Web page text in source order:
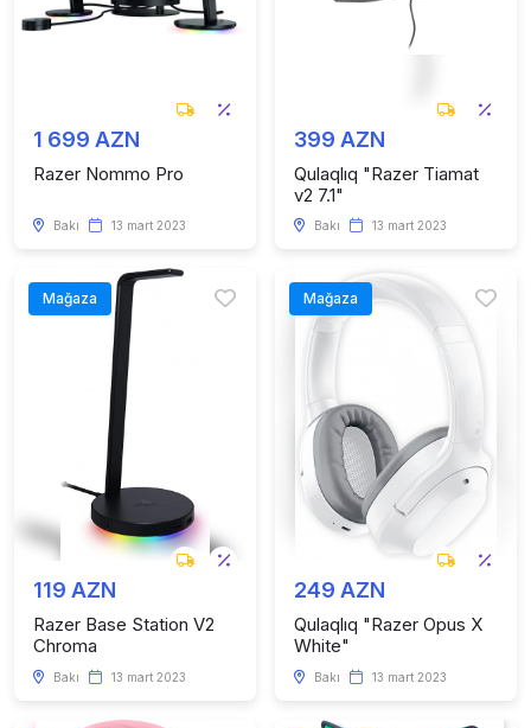
1 699 AZN
Razer Nommo Pro
Bakı 13 mart 2023
399 AZN
Qulaqlıq "Razer Tiamat
v2 7.1"
Bakı 13 mart 2023
Mağaza
119 AZN
Razer Base Station V2
Chroma
Bakı 13 mart 2023
Mağaza
249 AZN
Qulaqlıq "Razer Opus X
White"
Bakı 13 mart 2023